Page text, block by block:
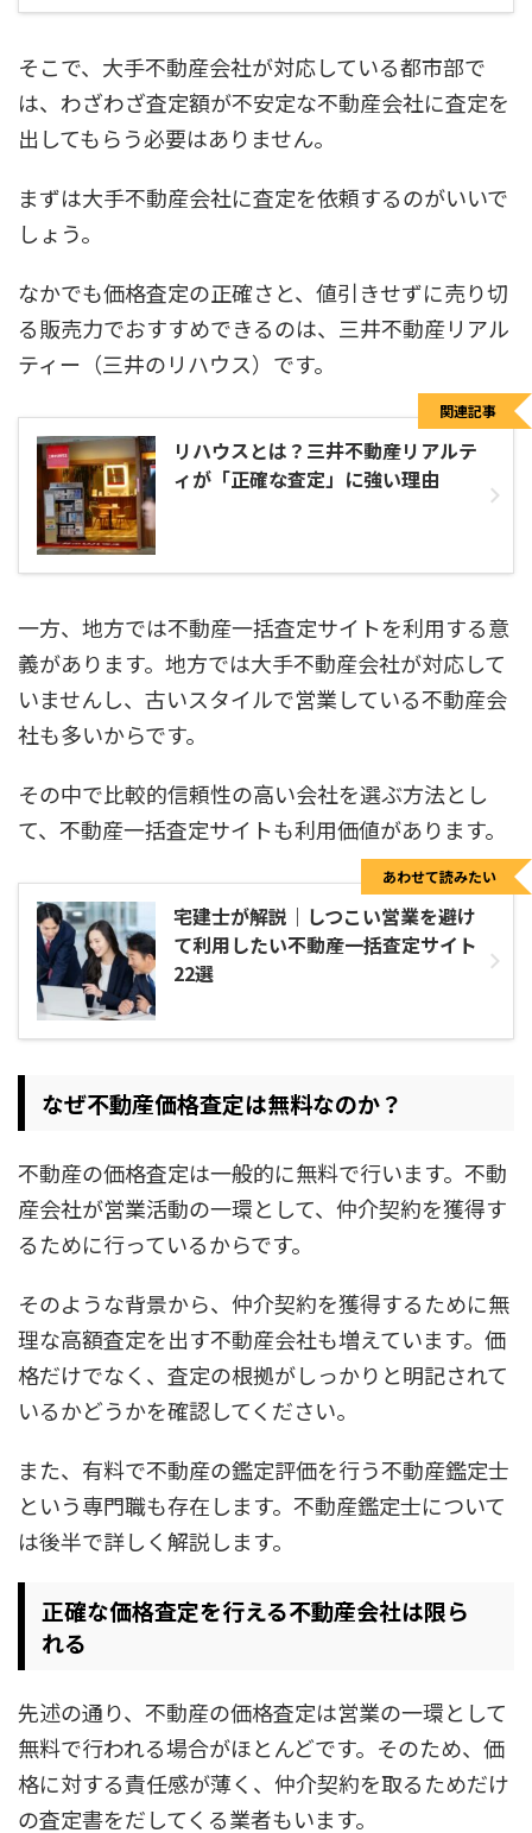
そこで、大手不動産会社が対応している都市部で
は、わざわざ査定額が不安定な不動産会社に査定を
出してもらう必要はありません。
まずは大手不動産会社に査定を依頼するのがいいで
しょう。
なかでも価格査定の正確さと、値引きせずに売り切
る販売力でおすすめできるのは、三井不動産リアル
ティー（三井のリハウス）です。
リハウスとは？三井不動産リアルテ
ィが「正確な査定」に強い理由
関連記事
一方、地方では不動産一括査定サイトを利用する意
義があります。地方では大手不動産会社が対応して
いませんし、古いスタイルで営業している不動産会
社も多いからです。
その中で比較的信頼性の高い会社を選ぶ方法とし
て、不動産一括査定サイトも利用価値があります。
宅建士が解説｜しつこい営業を避け
て利用したい不動産一括査定サイト
22選
あわせて読みたい
なぜ不動産価格査定は無料なのか？
不動産の価格査定は一般的に無料で行います。不動
産会社が営業活動の一環として、仲介契約を獲得す
るために行っているからです。
そのような背景から、仲介契約を獲得するために無
理な高額査定を出す不動産会社も増えています。価
格だけでなく、査定の根拠がしっかりと明記されて
いるかどうかを確認してください。
また、有料で不動産の鑑定評価を行う不動産鑑定士
という専門職も存在します。不動産鑑定士について
は後半で詳しく解説します。
正確な価格査定を行える不動産会社は限ら
れる
先述の通り、不動産の価格査定は営業の一環として
無料で行われる場合がほとんどです。そのため、価
格に対する責任感が薄く、仲介契約を取るためだけ
の査定書をだしてくる業者もいます。